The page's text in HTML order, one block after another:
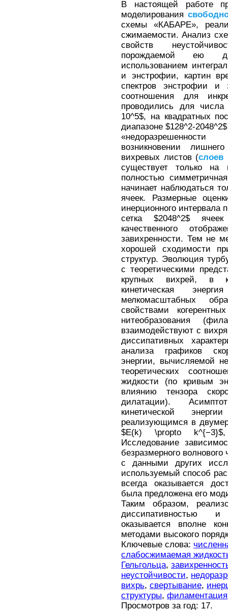
В настоящей работе
моделирования
схемы «КАБАРЕ»,
сжимаемости. Анализ
свойств
порождаемой ею
использованием
и энстрофии, картин
спектров энстрофии и
соотношения для
проводились для
10^5$, на квадратных
диапазоне $128^2-
«недоразрешенности
возникновении
вихревых листов (слоев
существует только на
полностью
начинает наблюдаться
ячеек. Размерные
инерционного интервала
сетка $2048^2$
качественного
завихренности. Тем не
хорошей сходимости
структур. Эволюция
с теоретическими
крупных вихрей, в
кинетическая
мелкомасштабных
свойствами
нитеобразования
взаимодействуют с
диссипативных
анализа графиков
энергии, вычисляемой
теоретических
жидкости (по кривым
влиянию тензора
дилатации).
кинетической
реализующимся в
$E(k) \propto
Исследование
безразмерного
с данными других
используемый способ
всегда оказывается
была предложена его
Таким образом,
диссипативностью
оказывается вполне
методами высокого
Ключевые слова:
слабосжимаемая
Гельгольца,
неустойчивости,
вихрь, свертывание,
структуры, филаментация
Просмотров за год: 17.